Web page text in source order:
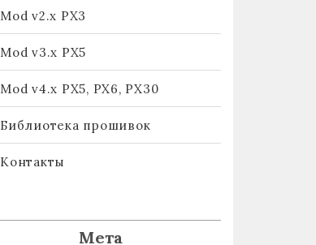
Mod v2.x PX3
Mod v3.x PX5
Mod v4.x PX5, PX6, PX30
Библиотека прошивок
Контакты
Мета